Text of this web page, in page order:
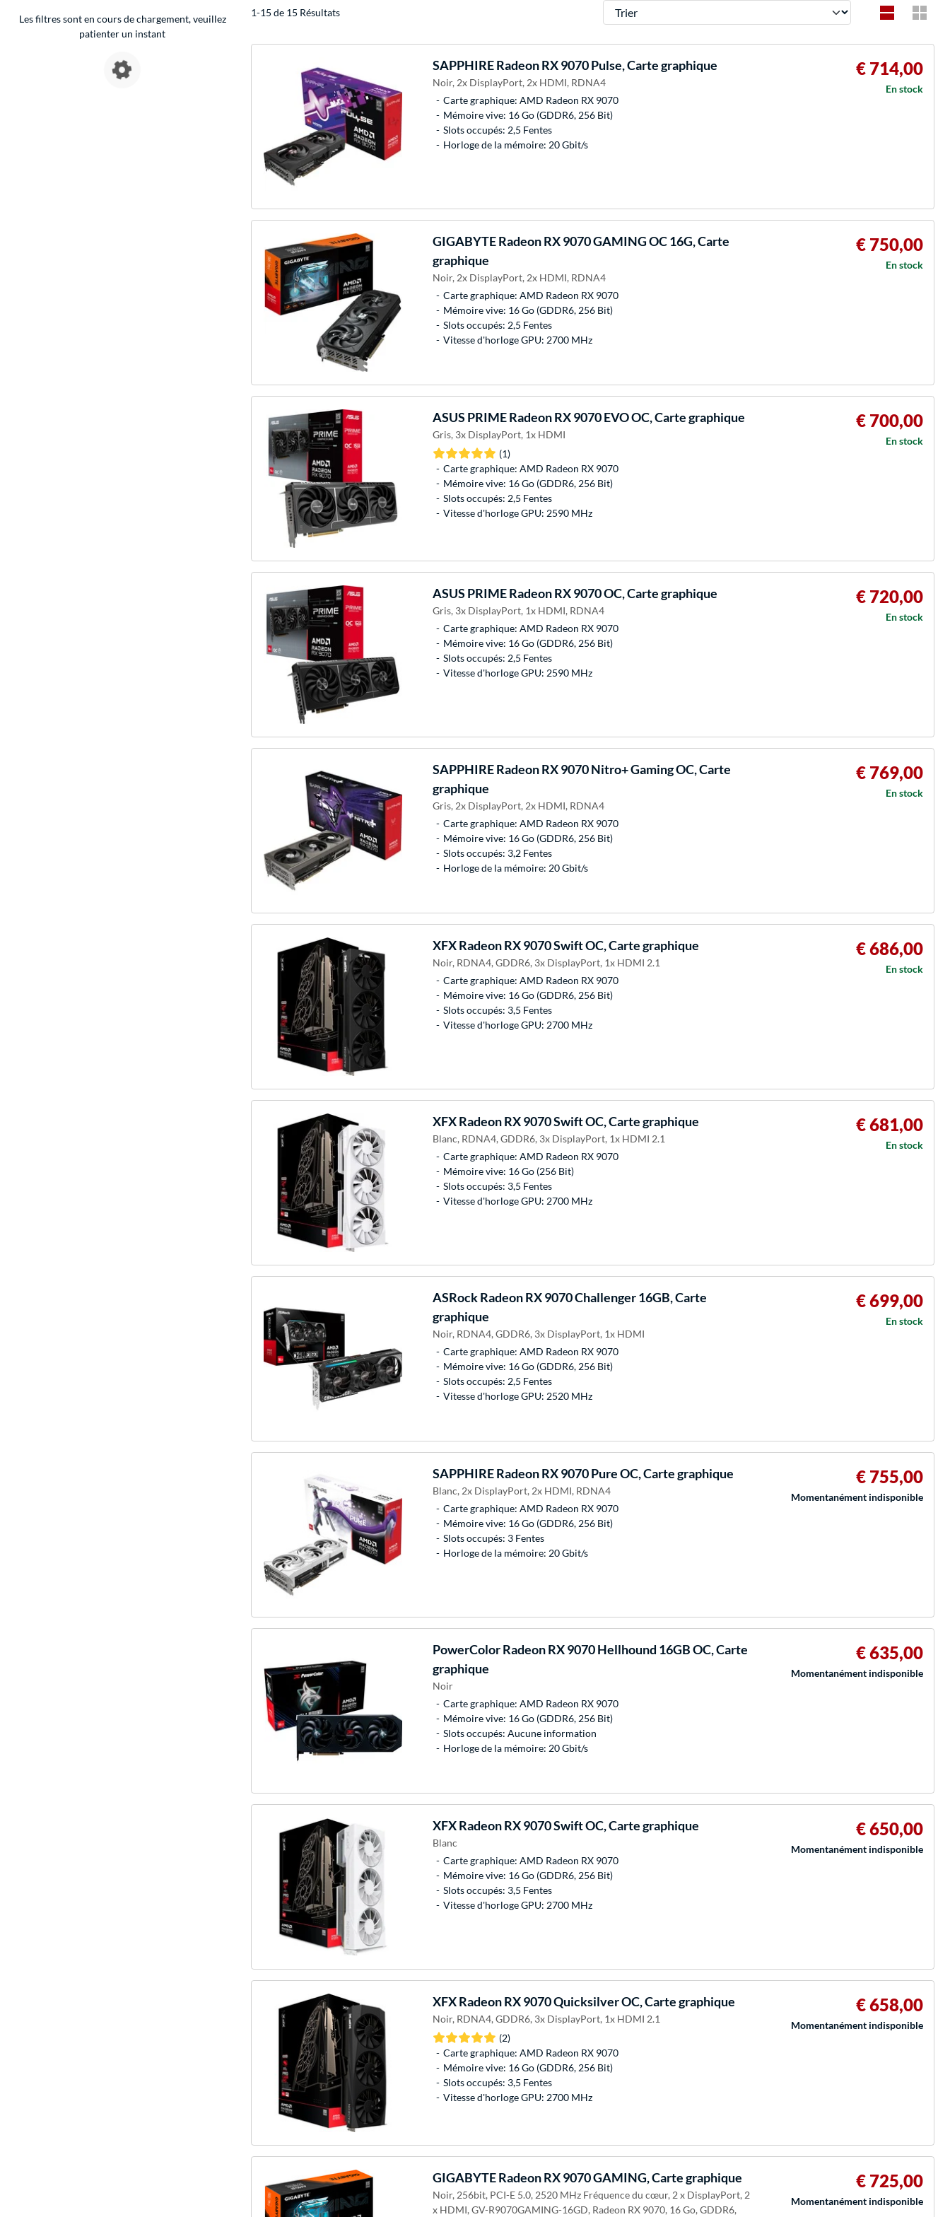
Les filtres sont en cours de chargement, veuillez
patienter un instant
1-15 de 15 Résultats Trier
SAPPHIRERadeon RX 9070 Pulse, Carte graphique
Noir, 2x DisplayPort, 2x HDMI, RDNA4
Carte graphique: AMD Radeon RX 9070
Mémoire vive: 16 Go (GDDR6, 256 Bit)
Slots occupés: 2,5 Fentes
Horloge de la mémoire: 20 Gbit/s
€ 714,00
En stock
GIGABYTERadeon RX 9070 GAMING OC 16G, Carte
graphique
Noir, 2x DisplayPort, 2x HDMI, RDNA4
Carte graphique: AMD Radeon RX 9070
Mémoire vive: 16 Go (GDDR6, 256 Bit)
Slots occupés: 2,5 Fentes
Vitesse d'horloge GPU: 2700 MHz
€ 750,00
En stock
ASUS PRIME Radeon RX 9070 EVO OC, Carte graphique
Gris, 3x DisplayPort, 1x HDMI
(1)
Carte graphique: AMD Radeon RX 9070
Mémoire vive: 16 Go (GDDR6, 256 Bit)
Slots occupés: 2,5 Fentes
Vitesse d'horloge GPU: 2590 MHz
€ 700,00
En stock
ASUS PRIME Radeon RX 9070 OC, Carte graphique
Gris, 3x DisplayPort, 1x HDMI, RDNA4
Carte graphique: AMD Radeon RX 9070
Mémoire vive: 16 Go (GDDR6, 256 Bit)
Slots occupés: 2,5 Fentes
Vitesse d'horloge GPU: 2590 MHz
€ 720,00
En stock
SAPPHIRERadeon RX 9070 Nitro+ Gaming OC, Carte
graphique
Gris, 2x DisplayPort, 2x HDMI, RDNA4
Carte graphique: AMD Radeon RX 9070
Mémoire vive: 16 Go (GDDR6, 256 Bit)
Slots occupés: 3,2 Fentes
Horloge de la mémoire: 20 Gbit/s
€ 769,00
En stock
XFXRadeon RX 9070 Swift OC, Carte graphique
Noir, RDNA4, GDDR6, 3x DisplayPort, 1x HDMI 2.1
Carte graphique: AMD Radeon RX 9070
Mémoire vive: 16 Go (GDDR6, 256 Bit)
Slots occupés: 3,5 Fentes
Vitesse d'horloge GPU: 2700 MHz
€ 686,00
En stock
XFXRadeon RX 9070 Swift OC, Carte graphique
Blanc, RDNA4, GDDR6, 3x DisplayPort, 1x HDMI 2.1
Carte graphique: AMD Radeon RX 9070
Mémoire vive: 16 Go (256 Bit)
Slots occupés: 3,5 Fentes
Vitesse d'horloge GPU: 2700 MHz
€ 681,00
En stock
ASRockRadeon RX 9070 Challenger 16GB, Carte
graphique
Noir, RDNA4, GDDR6, 3x DisplayPort, 1x HDMI
Carte graphique: AMD Radeon RX 9070
Mémoire vive: 16 Go (GDDR6, 256 Bit)
Slots occupés: 2,5 Fentes
Vitesse d'horloge GPU: 2520 MHz
€ 699,00
En stock
SAPPHIRERadeon RX 9070 Pure OC, Carte graphique
Blanc, 2x DisplayPort, 2x HDMI, RDNA4
Carte graphique: AMD Radeon RX 9070
Mémoire vive: 16 Go (GDDR6, 256 Bit)
Slots occupés: 3 Fentes
Horloge de la mémoire: 20 Gbit/s
€ 755,00
Momentanément indisponible
PowerColorRadeon RX 9070 Hellhound 16GB OC, Carte
graphique
Noir
Carte graphique: AMD Radeon RX 9070
Mémoire vive: 16 Go (GDDR6, 256 Bit)
Slots occupés: Aucune information
Horloge de la mémoire: 20 Gbit/s
€ 635,00
Momentanément indisponible
XFXRadeon RX 9070 Swift OC, Carte graphique
Blanc
Carte graphique: AMD Radeon RX 9070
Mémoire vive: 16 Go (GDDR6, 256 Bit)
Slots occupés: 3,5 Fentes
Vitesse d'horloge GPU: 2700 MHz
€ 650,00
Momentanément indisponible
XFXRadeon RX 9070 Quicksilver OC, Carte graphique
Noir, RDNA4, GDDR6, 3x DisplayPort, 1x HDMI 2.1
(2)
Carte graphique: AMD Radeon RX 9070
Mémoire vive: 16 Go (GDDR6, 256 Bit)
Slots occupés: 3,5 Fentes
Vitesse d'horloge GPU: 2700 MHz
€ 658,00
Momentanément indisponible
GIGABYTERadeon RX 9070 GAMING, Carte graphique
Noir, 256bit, PCI-E 5.0, 2520 MHz Fréquence du cœur, 2 x DisplayPort, 2
x HDMI, GV-R9070GAMING-16GD, Radeon RX 9070, 16 Go, GDDR6,
€ 725,00
Momentanément indisponible